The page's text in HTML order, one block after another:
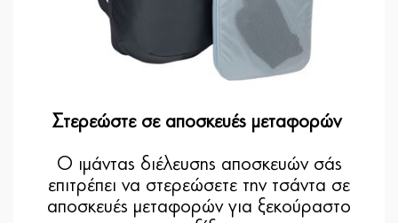
Στερεώστε σε αποσκευές μεταφορών
Ο ιμάντας διέλευσης αποσκευών σάς
επιτρέπει να στερεώσετε την τσάντα σε
αποσκευές μεταφορών για ξεκούραστο